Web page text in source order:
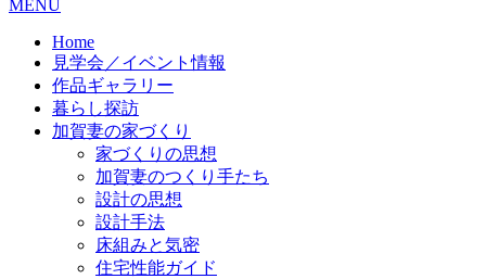
コ
MENU
Home
見学会／イベント情報
作品ギャラリー
暮らし探訪
加賀妻の家づくり
家づくりの思想
加賀妻のつくり手たち
設計の思想
設計手法
床組みと気密
住宅性能ガイド